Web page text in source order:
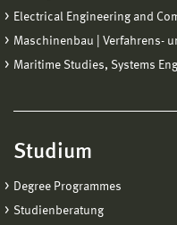
Electrical Engineering and
Maschinenbau | Verfahrens-
Maritime Studies, Systems
Studium
Degree Programmes
Studienberatung